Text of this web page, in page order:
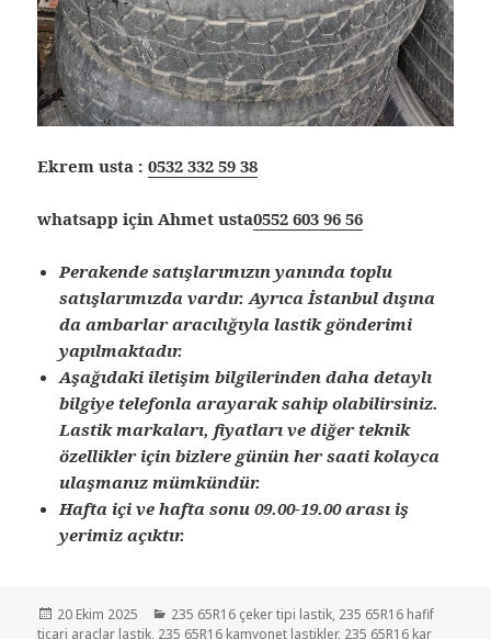
Ekrem usta :0532 332 59 38
whatsapp için Ahmet usta0552 603 96 56
Perakende satışlarımızın yanında toplu
satışlarımızda vardır. Ayrıca İstanbul dışına
da ambarlar aracılığıyla lastik gönderimi
yapılmaktadır.
Aşağıdaki iletişim bilgilerinden daha detaylı
bilgiye telefonla arayarak sahip olabilirsiniz.
Lastik markaları, fiyatları ve diğer teknik
özellikler için bizlere günün her saati kolayca
ulaşmanız mümkündür.
Hafta içi ve hafta sonu 09.00-19.00 arası iş
yerimiz açıktır.
Yayın
tarihi
20 Ekim 2025 Kategoriler
235 65R16 çeker tipi lastik, 235 65R16 hafif
ticari araçlar lastik, 235 65R16 kamyonet lastikler, 235 65R16 kar